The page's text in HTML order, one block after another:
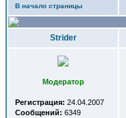
В начало страницы
Strider
Модератор
Регистрация: 24.04.2007
Сообщений: 6349